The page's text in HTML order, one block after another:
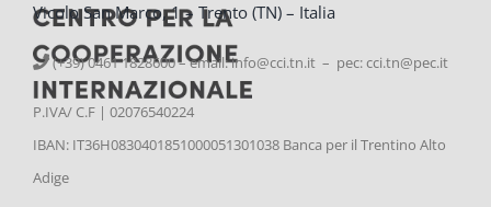
Vicolo San Marco, 1 – Trento (TN) – Italia
(+39) 0461 1828600 – email:info@cci.tn.it – pec: cci.tn@pec.it
P.IVA/ C.F | 02076540224
IBAN: IT36H0830401851000051301038 Banca per il Trentino Alto
Adige